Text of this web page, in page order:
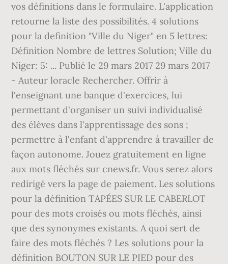
vos définitions dans le formulaire. L'application
retourne la liste des possibilités. 4 solutions
pour la definition "Ville du Niger" en 5 lettres:
Définition Nombre de lettres Solution; Ville du
Niger: 5: ... Publié le 29 mars 2017 29 mars 2017
- Auteur loracle Rechercher. Offrir à
l'enseignant une banque d'exercices, lui
permettant d'organiser un suivi individualisé
des élèves dans l'apprentissage des sons ;
permettre à l'enfant d'apprendre à travailler de
façon autonome. Jouez gratuitement en ligne
aux mots fléchés sur cnews.fr. Vous serez alors
redirigé vers la page de paiement. Les solutions
pour la définition TAPÉES SUR LE CABERLOT
pour des mots croisés ou mots fléchés, ainsi
que des synonymes existants. A quoi sert de
faire des mots fléchés ? Les solutions pour la
définition BOUTON SUR LE PIED pour des